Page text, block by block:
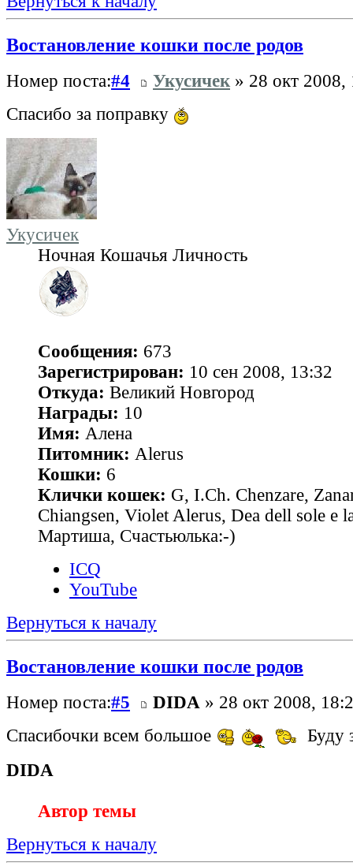
Востановление кошки после родов
Номер поста:#4 Укусичек » 28 окт 2008,
Спасибо за поправку
Укусичек
Ночная Кошачья Личность
Сообщения: 673
Зарегистрирован: 10 сен 2008, 13:32
Откуда: Великий Новгород
Награды: 10
Имя: Алена
Питомник: Alerus
Кошки: 6
Клички кошек: G, I.Ch. Chenzare,
Chiangsen, Violet Alerus, Dea dell sole e
Мартиша, Счастьюлька:-)
ICQ
YouTube
Вернуться к началу
Востановление кошки после родов
Номер поста:#5 DIDA » 28 окт 2008,
Спасибочки всем большое
Буду
DIDA
Автор темы
Вернуться к началу